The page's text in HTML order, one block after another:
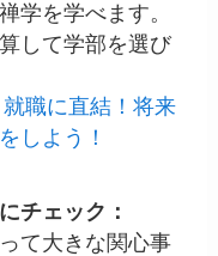
学を学べます。
して学部を選び
就職に直結！将来
しよう！
チェック：
て大きな関心事